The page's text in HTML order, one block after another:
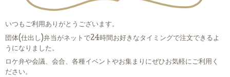
いつもご利用ありがとうございます。
団体(仕出し)弁当がネットで24時間お好きなタイミングで注文できるよ
うになりました。
ロケ弁や会議、会合、各種イベントやお集まりにぜひお気軽にご利用く
ださい。